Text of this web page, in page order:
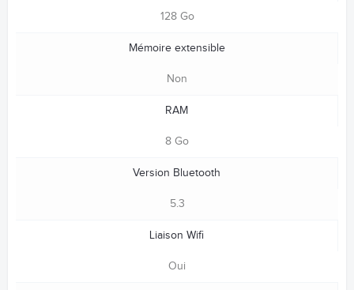
128 Go
Mémoire extensible
Non
RAM
8 Go
Version Bluetooth
5.3
Liaison Wifi
Oui